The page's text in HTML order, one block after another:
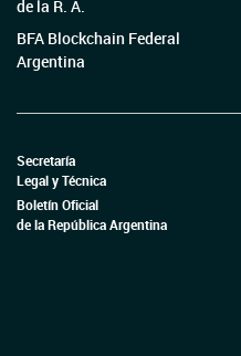
de la R. A.
BFA Blockchain Federal
Argentina
Secretaría
Legal y Técnica
Boletín Oficial
de la República Argentina